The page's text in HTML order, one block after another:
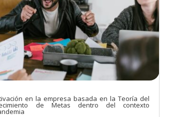
en la empresa basada en la Teoría del
de Metas dentro del contexto